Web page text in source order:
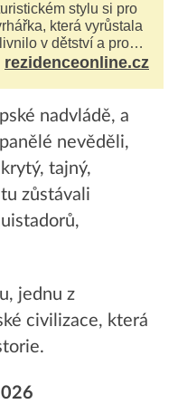
stylu si pro
která vyrůstala
v dětství a proč
Interié...
rezidenceonline.cz
nadvládě, a
nevěděli,
tajný,
zůstávali
jednu z
civilizace, která